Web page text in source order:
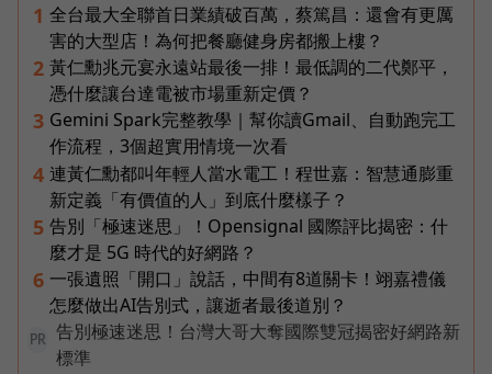
1 全台最大全聯首日業績破百萬，蔡篤昌：還會有更厲
害的大型店！為何把餐廳健身房都搬上樓？
2 黃仁勳兆元宴永遠站最後一排！最低調的二代鄭平，
憑什麼讓台達電被市場重新定價？
3 Gemini Spark完整教學｜幫你讀Gmail、自動跑完工
作流程，3個超實用情境一次看
4 連黃仁勳都叫年輕人當水電工！程世嘉：智慧通膨重
新定義「有價值的人」到底什麼樣子？
5 告別「極速迷思」！Opensignal 國際評比揭密：什
麼才是 5G 時代的好網路？
6 一張遺照「開口」說話，中間有8道關卡！翊嘉禮儀
怎麼做出AI告別式，讓逝者最後道別？
PR
告別極速迷思！台灣大哥大奪國際雙冠揭密好網路新
標準